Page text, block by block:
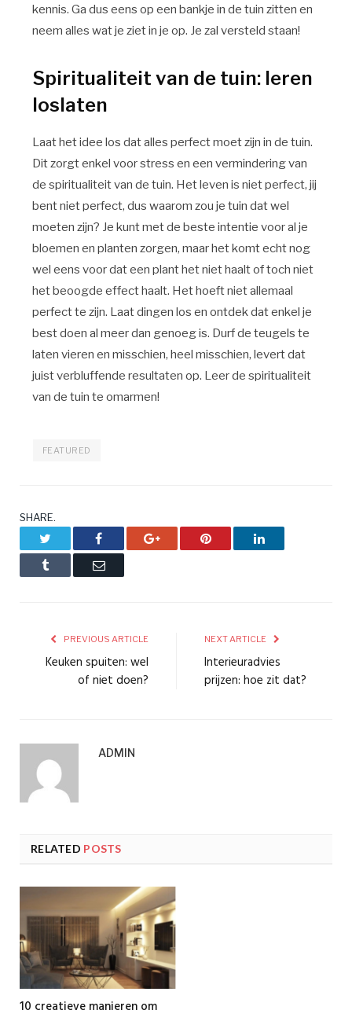
kennis. Ga dus eens op een bankje in de tuin zitten en
neem alles wat je ziet in je op. Je zal versteld staan!
Spiritualiteit van de tuin: leren
loslaten
Laat het idee los dat alles perfect moet zijn in de tuin.
Dit zorgt enkel voor stress en een vermindering van
de spiritualiteit van de tuin. Het leven is niet perfect, jij
bent niet perfect, dus waarom zou je tuin dat wel
moeten zijn? Je kunt met de beste intentie voor al je
bloemen en planten zorgen, maar het komt echt nog
wel eens voor dat een plant het niet haalt of toch niet
het beoogde effect haalt. Het hoeft niet allemaal
perfect te zijn. Laat dingen los en ontdek dat enkel je
best doen al meer dan genoeg is. Durf de teugels te
laten vieren en misschien, heel misschien, levert dat
juist verbluffende resultaten op. Leer de spiritualiteit
van de tuin te omarmen!
FEATURED
SHARE.
Facebook Google+ Pinterest LinkedIn
Tumblr Email
PREVIOUS ARTICLE
Keuken spuiten: wel
of niet doen?
NEXT ARTICLE
Interieuradvies
prijzen: hoe zit dat?
ADMIN
RELATED POSTS